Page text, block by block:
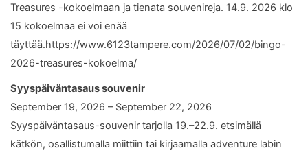
Treasures -kokoelmaan ja tienata souvenireja. 14.9. 2026 klo
15 kokoelmaa ei voi enää
täyttää.https://www.6123tampere.com/2026/07/02/bingo-
2026-treasures-kokoelma/
Syyspäiväntasaus souvenir
September 19, 2026 – September 22, 2026
Syyspäiväntasaus-souvenir tarjolla 19.–22.9. etsimällä
kätkön, osallistumalla miittiin tai kirjaamalla adventure labin